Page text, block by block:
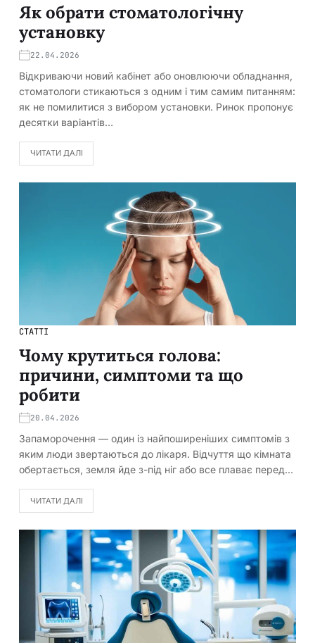
Як обрати стоматологічну
установку
22.04.2026
Відкриваючи новий кабінет або оновлюючи обладнання,
стоматологи стикаються з одним і тим самим питанням:
як не помилитися з вибором установки. Ринок пропонує
десятки варіантів…
ЧИТАТИ ДАЛІ
СТАТТІ
Чому крутиться голова:
причини, симптоми та що
робити
20.04.2026
Запаморочення — один із найпоширеніших симптомів з
яким люди звертаються до лікаря. Відчуття що кімната
обертається, земля йде з-під ніг або все плаває перед…
ЧИТАТИ ДАЛІ